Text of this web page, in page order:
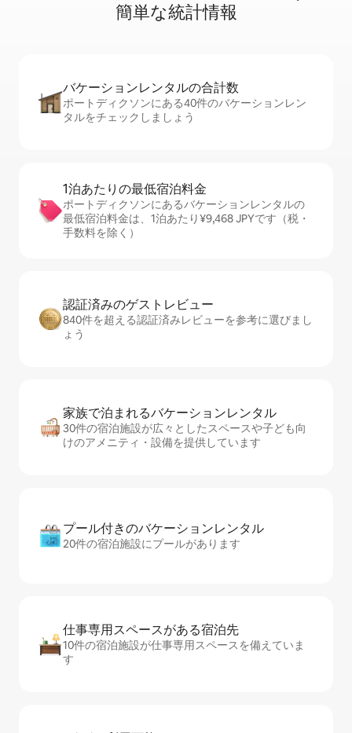
簡⁠単⁠な統⁠計⁠情⁠報
バケーションレ⁠ン⁠タ⁠ル⁠の合⁠計⁠数
ポートディクソンにある40件のバケーションレン
タルをチェックしましょう
1泊あたりの最⁠低⁠宿⁠泊⁠料⁠金
ポートディクソンにあるバケーションレンタルの
最低宿泊料金は、1泊あたり¥9,468 JPYです（税・
手数料を除く）
認証済みのゲ⁠ス⁠ト⁠レ⁠ビ⁠ュ⁠ー
840件を超える認証済みレビューを参考に選びまし
ょう
家族で泊まれるバ⁠ケ⁠ー⁠シ⁠ョ⁠ンレ⁠ン⁠タ⁠ル
30件の宿泊施設が広々としたスペースや子ども向
けのアメニティ・設備を提供しています
プール付きのバ⁠ケ⁠ー⁠シ⁠ョ⁠ンレ⁠ン⁠タ⁠ル
20件の宿泊施設にプールがあります
仕事専用ス⁠ペ⁠ー⁠スがあ⁠る宿⁠泊⁠先
10件の宿泊施設が仕事専用スペースを備えていま
す